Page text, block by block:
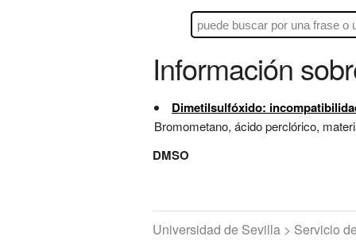
Información
Dimetilsulfóxido:
Bromometano, ácido perclórico,
DMSO
Universidad de Sevilla > Servicio